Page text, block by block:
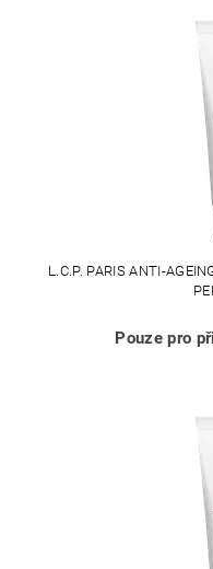
L.C.P. PARIS ANTI-
Pouze pro